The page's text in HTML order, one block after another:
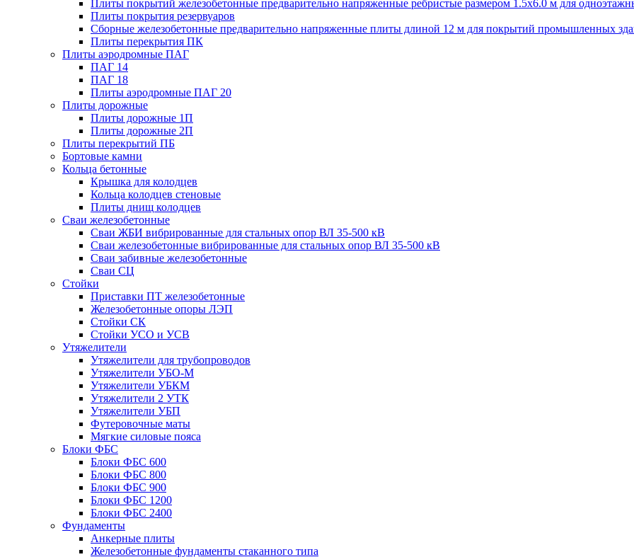
Плиты покрытий железобетонные предварительно напряженные ребристые размером 1.5х6.0 м для
Плиты покрытия резервуаров
Сборные железобетонные предварительно напряженные плиты длиной 12 м для покрытий промышленных
Плиты перекрытия ПК
Плиты аэродромные ПАГ
ПАГ 14
ПАГ 18
Плиты аэродромные ПАГ 20
Плиты дорожные
Плиты дорожные 1П
Плиты дорожные 2П
Плиты перекрытий ПБ
Бортовые камни
Кольца бетонные
Крышка для колодцев
Кольца колодцев стеновые
Плиты днищ колодцев
Сваи железобетонные
Сваи ЖБИ вибрированные для стальных опор ВЛ 35-500 кВ
Сваи железобетонные вибрированные для стальных опор ВЛ 35-500 кВ
Сваи забивные железобетонные
Сваи СЦ
Стойки
Приставки ПТ железобетонные
Железобетонные опоры ЛЭП
Стойки СК
Стойки УСО и УСВ
Утяжелители
Утяжелители для трубопроводов
Утяжелители УБО-М
Утяжелители УБКМ
Утяжелители 2 УТК
Утяжелители УБП
Футеровочные маты
Мягкие силовые пояса
Блоки ФБС
Блоки ФБС 600
Блоки ФБС 800
Блоки ФБС 900
Блоки ФБС 1200
Блоки ФБС 2400
Фундаменты
Анкерные плиты
Железобетонные фундаменты стаканного типа